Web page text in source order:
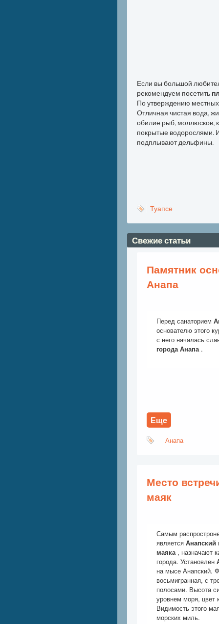
Если вы большой
рекомендуем посетить
По утверждению
Отличная чистая вода,
обилие рыб, моллюсков,
покрытые водорослями.
подплывают дельфины.
Туапсе
Свежие статьи
Памятник
Анапа
Перед санаторием
основателю этого
с него началась
города Анапа .
Еще
Анапа
Место
маяк
Самым
является
маяка , назначают
города. Установлен
на мысе Анапский.
восьмигранная, с
полосами. Высота
уровнем моря, цвет
Видимость этого
морских миль.